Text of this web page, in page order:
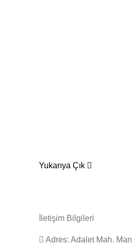
Yukarıya Çık
İletişim Bilgileri
Adres: Adalet Mah.